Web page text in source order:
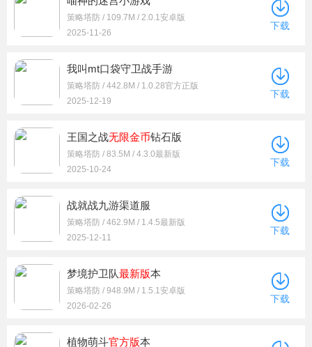
策略塔防 / 109.7M / 2.0.1安卓版
2025-11-26
下载
我叫mt口袋守卫战手游
策略塔防 / 442.8M / 1.0.28官方正版
2025-12-19
下载
王国之战无限金币钻石版
策略塔防 / 83.5M / 4.3.0最新版
2025-10-24
下载
战就战九游渠道服
策略塔防 / 462.9M / 1.4.5最新版
2025-12-11
下载
梦境护卫队最新版本
策略塔防 / 948.9M / 1.5.1安卓版
2026-02-26
下载
植物萌斗官方版本